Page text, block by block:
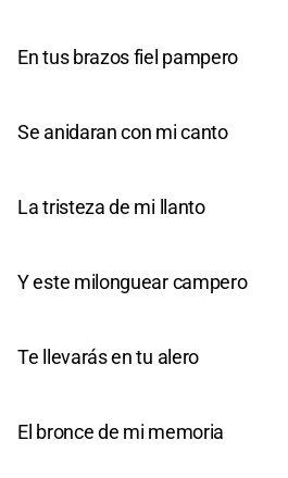
En tus brazos fiel pampero
Se anidaran con mi canto
La tristeza de mi llanto
Y este milonguear campero
Te llevarás en tu alero
El bronce de mi memoria